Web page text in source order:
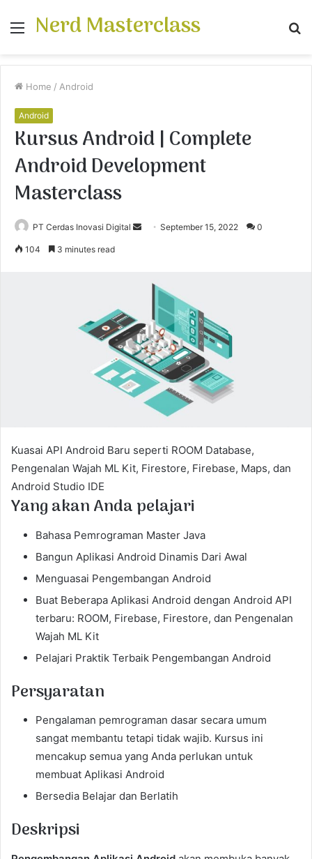
Menu
Nerd Masterclass
Home / Android
Android
Kursus Android | Complete
Android Development
Masterclass
PT Cerdas Inovasi Digital
e
m
a
i
l
September 15, 2022 0
104 3 minutes read
Kuasai API Android Baru seperti ROOM Database,
Pengenalan Wajah ML Kit, Firestore, Firebase, Maps, dan
Android Studio IDE
Yang akan Anda pelajari
Bahasa Pemrograman Master Java
Bangun Aplikasi Android Dinamis Dari Awal
Menguasai Pengembangan Android
Buat Beberapa Aplikasi Android dengan Android API
terbaru: ROOM, Firebase, Firestore, dan Pengenalan
Wajah ML Kit
Pelajari Praktik Terbaik Pengembangan Android
Persyaratan
Pengalaman pemrograman dasar secara umum
sangat membantu tetapi tidak wajib. Kursus ini
mencakup semua yang Anda perlukan untuk
membuat Aplikasi Android
Bersedia Belajar dan Berlatih
Deskripsi